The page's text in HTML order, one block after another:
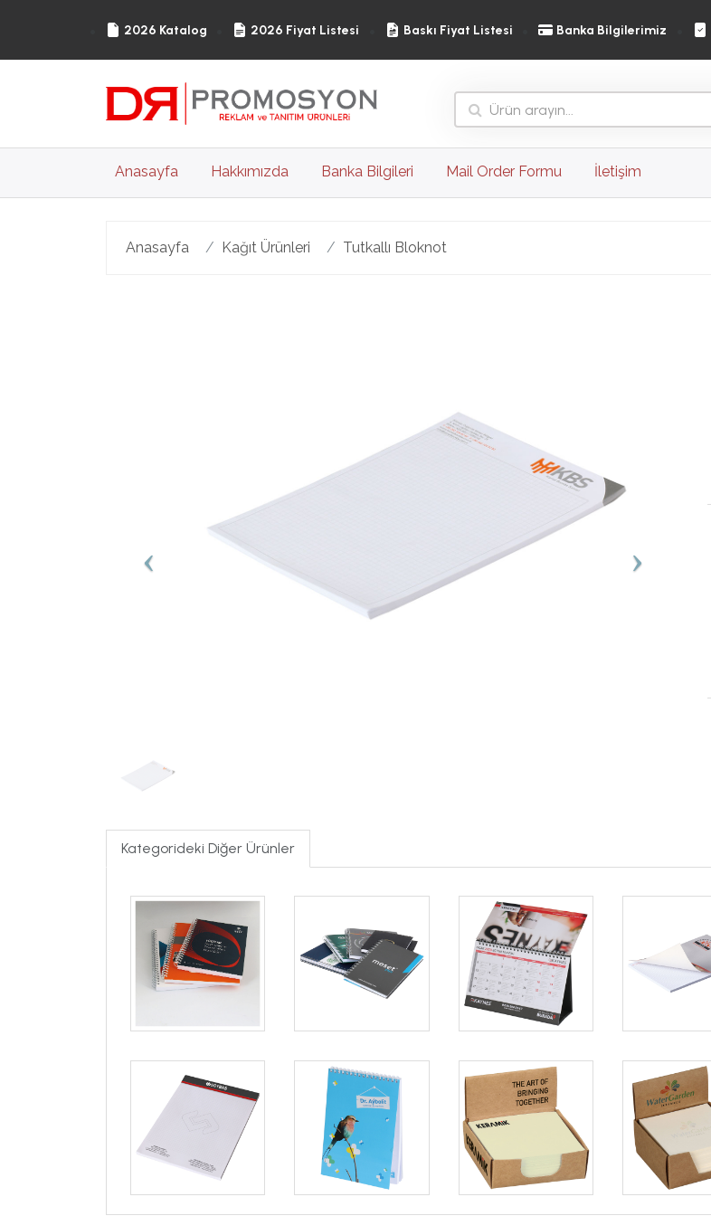
2026 Katalog 2026 Fiyat Listesi Baskı Fiyat Listesi Banka Bilgilerimiz
Anasayfa (current)Hakkımızda Banka Bilgileri Mail Order Formu İletişim
Anasayfa Kağıt Ürünleri Tutkallı Bloknot
Kategorideki Diğer Ürünler